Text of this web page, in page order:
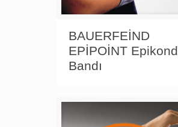
BAUERFEİND
EPİPOİNT
Bandı